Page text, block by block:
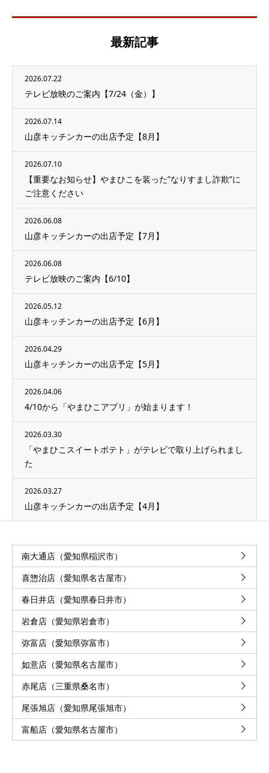
最新記事
2026.07.22
テレビ放映のご案内【7/24（金）】
2026.07.14
山彦キッチンカーの出店予定【8月】
2026.07.10
【重要なお知らせ】やまひこを装った”なりすまし詐欺”に
ご注意ください
2026.06.08
山彦キッチンカーの出店予定【7月】
2026.06.08
テレビ放映のご案内【6/10】
2026.05.12
山彦キッチンカーの出店予定【6月】
2026.04.29
山彦キッチンカーの出店予定【5月】
2026.04.06
4/10から「やまひこアプリ」が始まります！
2026.03.30
「やまひこスイートポテト」がテレビで取り上げられまし
た
2026.03.27
山彦キッチンカーの出店予定【4月】
南大通店（愛知県稲沢市）
喜惣治店（愛知県名古屋市）
春日井店（愛知県春日井市）
岩倉店（愛知県岩倉市）
弥富店（愛知県弥富市）
如意店（愛知県名古屋市）
赤尾店（三重県桑名市）
尾張旭店（愛知県尾張旭市）
富船店（愛知県名古屋市）